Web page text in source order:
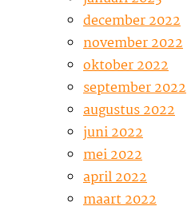
december 2022
november 2022
oktober 2022
september 2022
augustus 2022
juni 2022
mei 2022
april 2022
maart 2022